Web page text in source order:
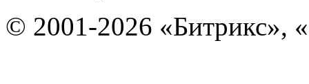
© 2001-2026 «Битрикс»,